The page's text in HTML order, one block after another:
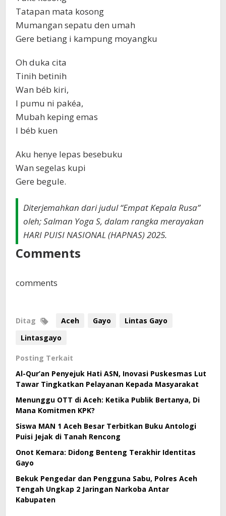
Tatapan mata kosong
Mumangan sepatu den umah
Gere betiang i kampung moyangku
Oh duka cita
Tinih betinih
Wan béb kiri,
I pumu ni pakéa,
Mubah keping emas
I béb kuen
Aku henye lepas besebuku
Wan segelas kupi
Gere begule.
Diterjemahkan dari judul “Empat Kepala Rusa”
oleh; Salman Yoga S, dalam rangka merayakan
HARI PUISI NASIONAL (HAPNAS) 2025.
Comments
comments
Ditag Aceh Gayo
Lintas Gayo
Lintasgayo
Posting Terkait
Al-Qur’an Penyejuk Hati ASN, Inovasi Puskesmas Lut
Tawar Tingkatkan Pelayanan Kepada Masyarakat
Menunggu OTT di Aceh: Ketika Publik Bertanya, Di
Mana Komitmen KPK?
Siswa MAN 1 Aceh Besar Terbitkan Buku Antologi
Puisi Jejak di Tanah Rencong
Onot Kemara: Didong Benteng Terakhir Identitas
Gayo
Bekuk Pengedar dan Pengguna Sabu, Polres Aceh
Tengah Ungkap 2 Jaringan Narkoba Antar
Kabupaten